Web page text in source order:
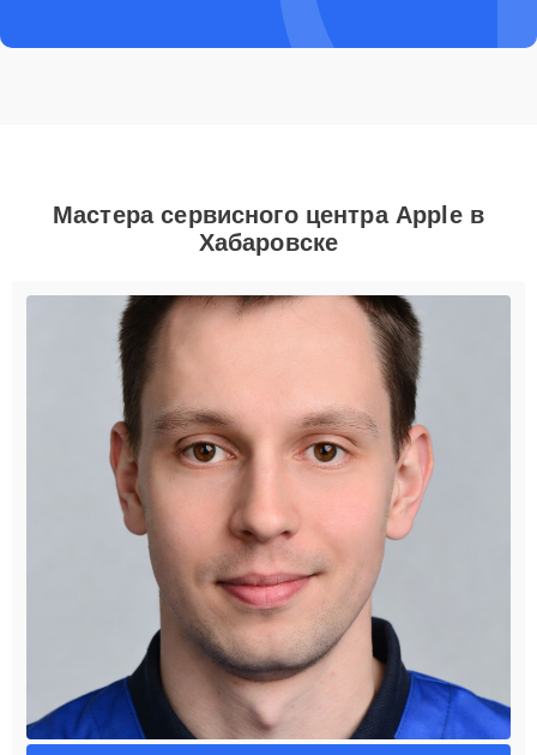
Мастера сервисного центра Apple в
Хабаровске